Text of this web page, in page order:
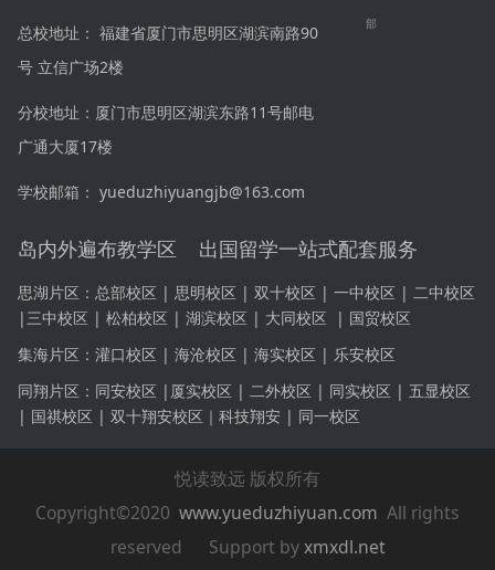
总校地址： 福建省厦门市思明区湖滨南路90
号 立信广场2楼
分校地址：厦门市思明区湖滨东路11号邮电
广通大厦17楼
学校邮箱： yueduzhiyuangjb@163.com
部
岛内外遍布教学区 出国留学一站式配套服务
思湖片区： 总部校区 | 思明校区 | 双十校区 | 一中校区 | 二中校区
| 三中校区 | 松柏校区 | 湖滨校区 | 大同校区 | 国贸校区
集海片区： 灌口校区 | 海沧校区 | 海实校区 | 乐安校区
同翔片区：同安校区 | 厦实校区 | 二外校区 | 同实校区 | 五显校区
| 国祺校区 | 双十翔安校区｜科技翔安 | 同一校区
悦读致远 版权所有
Copyright©2020 www.yueduzhiyuan.com All rights
reserved Support byxmxdl.net